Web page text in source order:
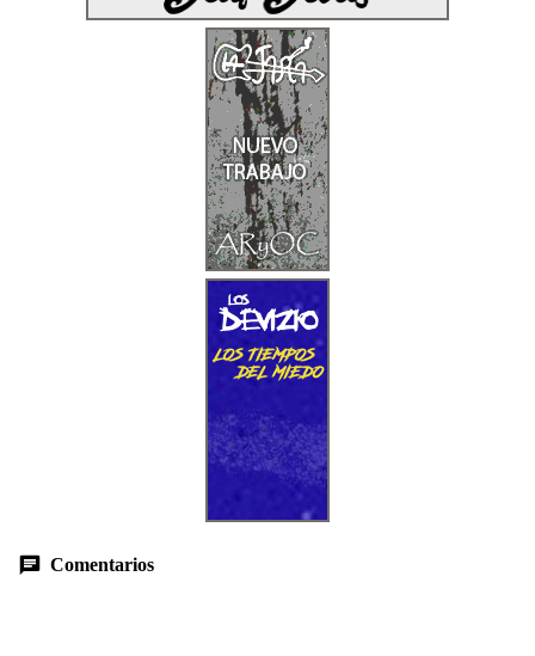
Comentarios